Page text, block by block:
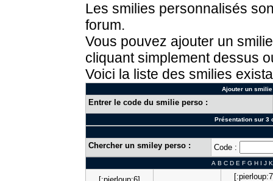
Les smilies personnalisés
forum.
Vous pouvez ajouter un
cliquant simplement dessus
Voici la liste des smilies
Ajouter un
Entrer le code du smilie perso :
Présentation sur 3
Chercher un smiley perso : Code :
A B C D E F G H I J K